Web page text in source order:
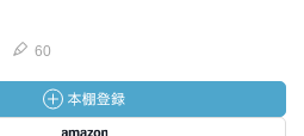
60